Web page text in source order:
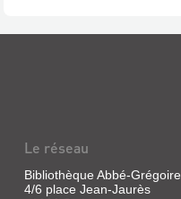
Kounen,
Universal
Le réseau
Bibliothèque Abbé-Grégoire
4/6 place Jean-Jaurès